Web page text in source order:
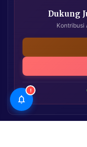
Dukung
Kontribusi
!